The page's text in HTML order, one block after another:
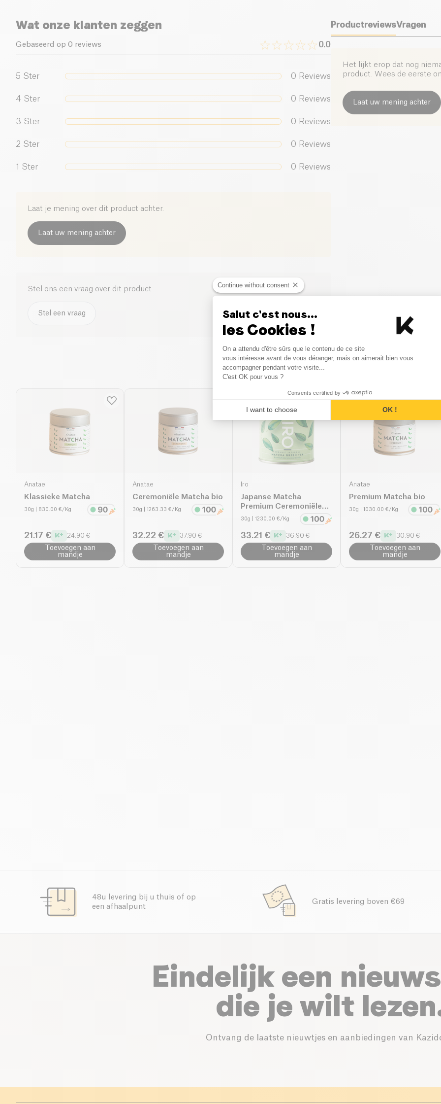
Wat onze klanten zeggen
Gebaseerd op 0 reviews 0.0
5 Ster 0 Reviews
4 Ster 0 Reviews
3 Ster 0 Reviews
2 Ster 0 Reviews
1 Ster 0 Reviews
Laat je mening over dit product achter.
Laat uw mening achter
Stel ons een vraag over dit product
Stel een vraag
ProductreviewsVragen
Het lijkt erop dat nog
product. Wees de eerste
Laat uw mening achter
Vergelijkbare producten
Anatae
Klassieke Matcha
30g | 830.00 €/Kg
21.17 € 24.90 €
Toevoegen aan
mandje
Anatae
Ceremoniële Matcha bio
30g | 1263.33 €/Kg
32.22 € 37.90 €
Toevoegen aan
mandje
Iro
Japanse Matcha
Premium Ceremoniële
Thee bio
30g | 1230.00 €/Kg
33.21 € 36.90 €
Toevoegen aan
mandje
Anatae
Premium Matcha bio
30g | 1030.00 €/Kg
26.27 € 30.90 €
Toevoegen aan
mandje
48u levering bij u thuis of op
een afhaalpunt
Gratis levering boven €69
Eindelijk een
die je wilt
Ontvang de laatste nieuwtjes en aanbiedingen van
Continue without consent
Salut c'est nous...
les Cookies !
Consent Management
On a attendu d'être sûrs que le contenu de ce site
vous intéresse avant de vous déranger, mais on aimerait bien vous
accompagner pendant votre visite...
C'est OK pour vous ?
Consents certified by
I want to choose OK !
Axeptio consent